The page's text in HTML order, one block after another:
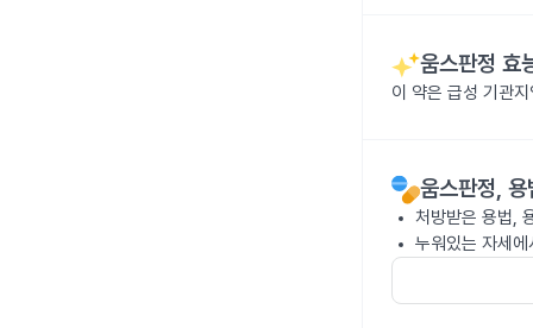
움스판정 효
이 약은 급성 기관
움스판정, 용
처방받은 용법,
누워있는 자세